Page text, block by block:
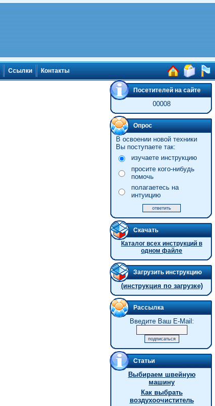
Ссылки Контакты
Посетителей на сайте
00008
Опрос
В освоении новой техники
Вы поступаете так:
изучаете инструкцию
просите кого-нибудь
помочь
полагаетесь на
интуицию
Скачать
Каталог всех инструкций в
одном файле
Загрузить инструкцию
(инструкция по загрузке)
Рассылка
Введите Ваш E-Mail:
Статьи
Выбираем швейную
машину
Как выбрать
воздухоочиститель